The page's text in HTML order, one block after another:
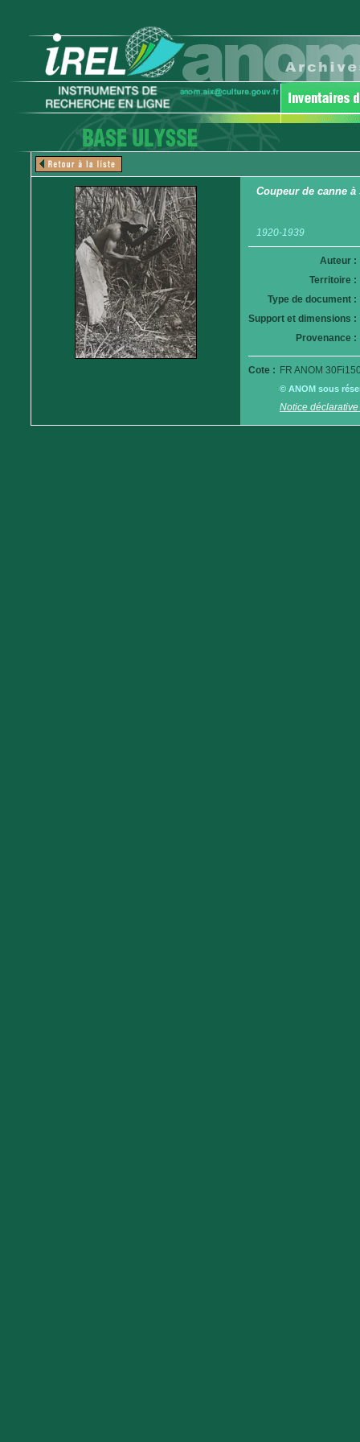
Coupeur de canne à
1920-1939
Auteur :
Territoire :
Type de document :
Support et dimensions :
Provenance :
Cote : FR ANOM
© ANOM sous
Notice